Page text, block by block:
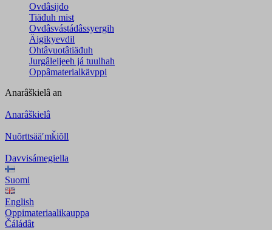
Ovdâsijđo
Tiäđuh mist
Ovdâsvástádâssyergih
Äigikyevdil
Ohtâvuotâtiäđuh
Jurgâleijeeh já tuulhah
Oppâmaterialkävppi
Anarâškielâ an
Anarâškielâ
Nuõrttsääʹmǩiõll
Davvisámegiella
Suomi
English
Oppimateriaalikauppa
Čáládât